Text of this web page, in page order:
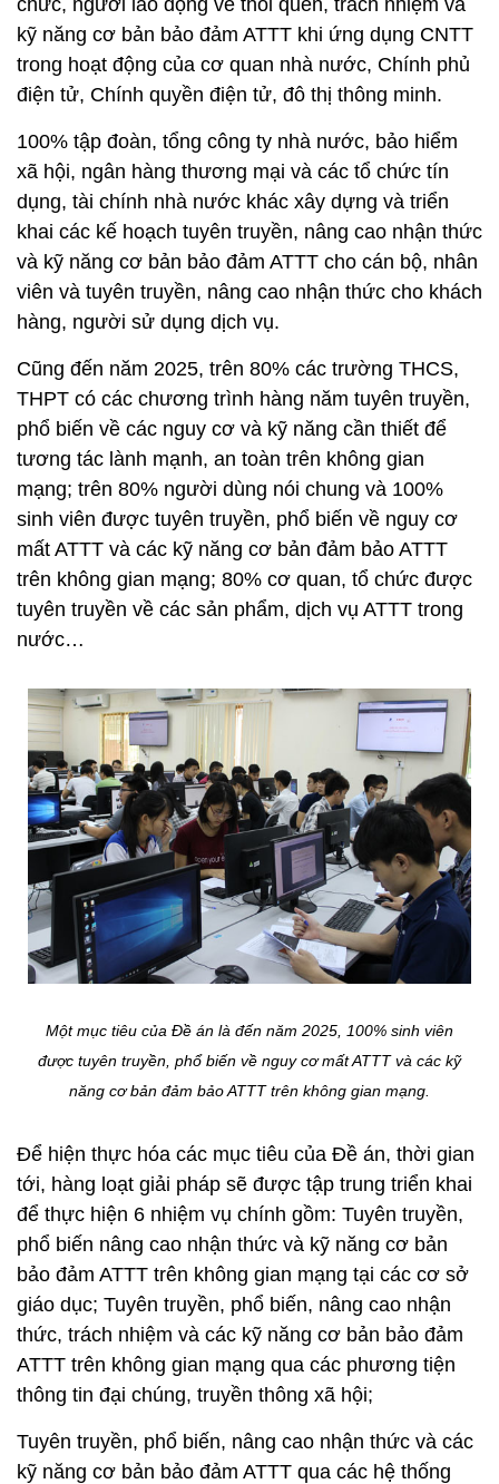
chức, người lao động về thói quen, trách nhiệm và
kỹ năng cơ bản bảo đảm ATTT khi ứng dụng CNTT
trong hoạt động của cơ quan nhà nước, Chính phủ
điện tử, Chính quyền điện tử, đô thị thông minh.
100% tập đoàn, tổng công ty nhà nước, bảo hiểm
xã hội, ngân hàng thương mại và các tổ chức tín
dụng, tài chính nhà nước khác xây dựng và triển
khai các kế hoạch tuyên truyền, nâng cao nhận thức
và kỹ năng cơ bản bảo đảm ATTT cho cán bộ, nhân
viên và tuyên truyền, nâng cao nhận thức cho khách
hàng, người sử dụng dịch vụ.
Cũng đến năm 2025, trên 80% các trường THCS,
THPT có các chương trình hàng năm tuyên truyền,
phổ biến về các nguy cơ và kỹ năng cần thiết để
tương tác lành mạnh, an toàn trên không gian
mạng; trên 80% người dùng nói chung và 100%
sinh viên được tuyên truyền, phổ biến về nguy cơ
mất ATTT và các kỹ năng cơ bản đảm bảo ATTT
trên không gian mạng; 80% cơ quan, tổ chức được
tuyên truyền về các sản phẩm, dịch vụ ATTT trong
nước…
Một mục tiêu của Đề án là đến năm 2025, 100% sinh viên
được tuyên truyền, phổ biến về nguy cơ mất ATTT và các kỹ
năng cơ bản đảm bảo ATTT trên không gian mạng.
Để hiện thực hóa các mục tiêu của Đề án, thời gian
tới, hàng loạt giải pháp sẽ được tập trung triển khai
để thực hiện 6 nhiệm vụ chính gồm: Tuyên truyền,
phổ biến nâng cao nhận thức và kỹ năng cơ bản
bảo đảm ATTT trên không gian mạng tại các cơ sở
giáo dục; Tuyên truyền, phổ biến, nâng cao nhận
thức, trách nhiệm và các kỹ năng cơ bản bảo đảm
ATTT trên không gian mạng qua các phương tiện
thông tin đại chúng, truyền thông xã hội;
Tuyên truyền, phổ biến, nâng cao nhận thức và các
kỹ năng cơ bản bảo đảm ATTT qua các hệ thống